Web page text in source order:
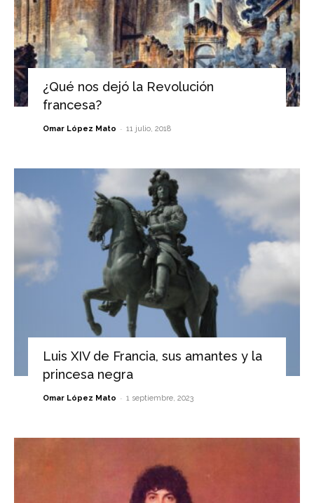
¿Qué nos dejó la Revolución
francesa?
Omar López Mato - 11 julio, 2018
Luis XIV de Francia, sus amantes y la
princesa negra
Omar López Mato - 1 septiembre, 2023